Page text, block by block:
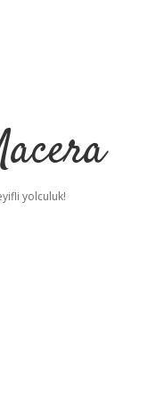
yolculuk!